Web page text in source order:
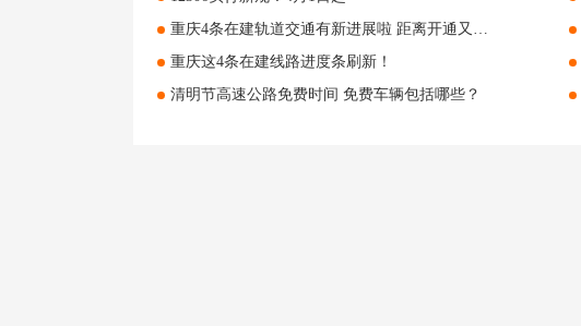
重庆4条在建轨道交通有新进展啦 距离开通又近一步
重庆这4条在建线路进度条刷新！
清明节高速公路免费时间 免费车辆包括哪些？